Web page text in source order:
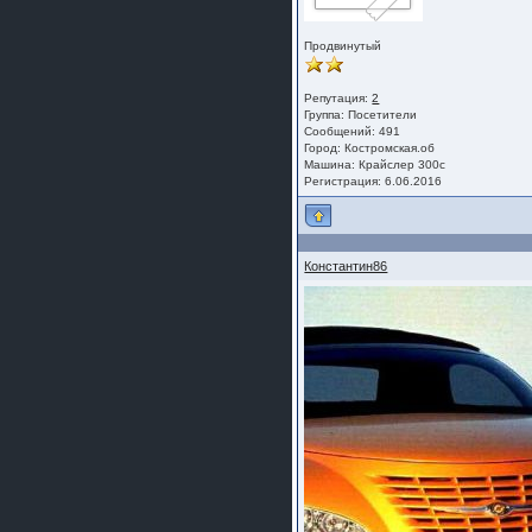
Продвинутый
Репутация:2
Группа:Посетители
Сообщений: 491
Город: Костромская.об
Машина: Крайслер 300с
Регистрация: 6.06.2016
Константин86